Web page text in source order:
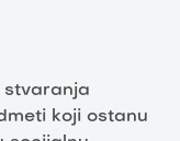
stvaranja
koji ostanu